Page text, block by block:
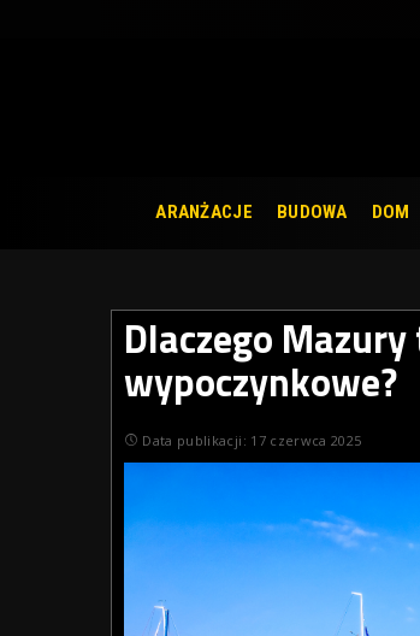
ARANŻACJE BUDOWA DOM
Dlaczego
wypoczynkowe?
Data publikacji: 17 czerwca 2025